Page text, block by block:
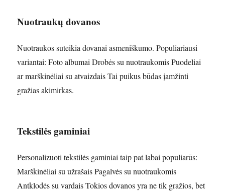
Nuotraukų dovanos
Nuotraukos suteikia dovanai asmeniškumo. Populiariausi
variantai: Foto albumai Drobės su nuotraukomis Puodeliai
ar marškinėliai su atvaizdais Tai puikus būdas įamžinti
gražias akimirkas.
Tekstilės gaminiai
Personalizuoti tekstilės gaminiai taip pat labai populiarūs:
Marškinėliai su užrašais Pagalvės su nuotraukomis
Antklodės su vardais Tokios dovanos yra ne tik gražios, bet